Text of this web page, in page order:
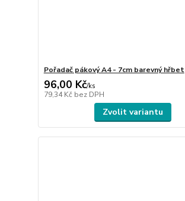
Pořadač pákový A4 - 7cm barevný hřbet
96,00 Kč/ks
79,34 Kč bez DPH
Zvolit variantu